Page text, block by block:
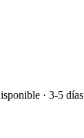
· 3-5 días